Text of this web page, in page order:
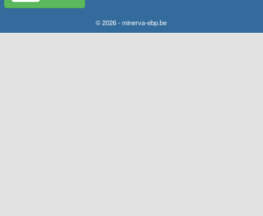
© 2026 - minerva-ebp.be